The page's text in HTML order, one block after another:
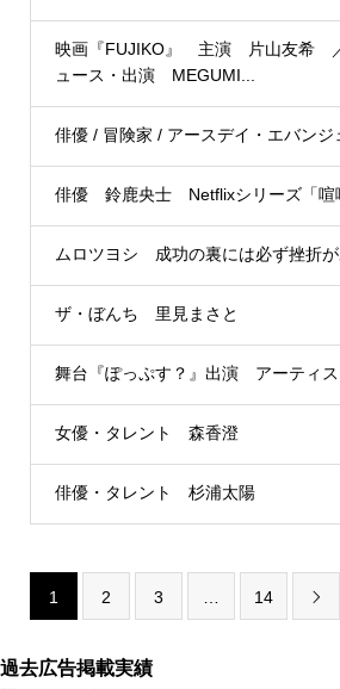
映画『FUJIKO』 主演 片山友希
ュース・出演 MEGUMI...
俳優 / 冒険家 / アースデイ・エバン
俳優 鈴鹿央士 Netflixシリーズ「喧
ムロツヨシ 成功の裏には必ず挫折
ザ・ぼんち 里見まさと
舞台『ぽっぷす？』出演 アーティ
女優・タレント 森香澄
俳優・タレント 杉浦太陽
1 2 3 14 
過去広告掲載実績